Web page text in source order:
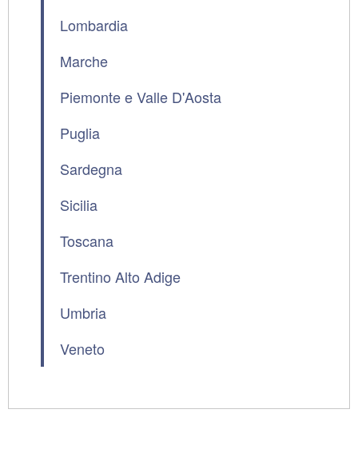
Lombardia
Marche
Piemonte e Valle D'Aosta
Puglia
Sardegna
Sicilia
Toscana
Trentino Alto Adige
Umbria
Veneto